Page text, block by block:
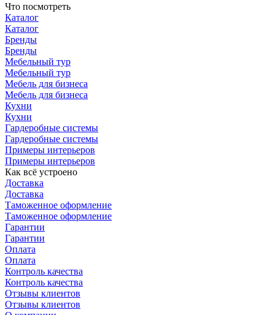
Что посмотреть
Каталог
Каталог
Бренды
Бренды
Мебельный тур
Мебельный тур
Мебель для бизнеса
Мебель для бизнеса
Кухни
Кухни
Гардеробные системы
Гардеробные системы
Примеры интерьеров
Примеры интерьеров
Как всё устроено
Доставка
Доставка
Таможенное оформление
Таможенное оформление
Гарантии
Гарантии
Оплата
Оплата
Контроль качества
Контроль качества
Отзывы клиентов
Отзывы клиентов